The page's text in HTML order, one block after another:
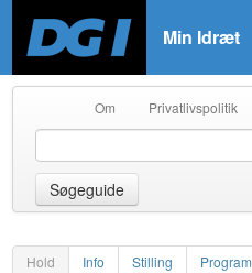
Min Idræt
Om Privatlivspolitik
Søgeguide
Hold Info Stilling Program